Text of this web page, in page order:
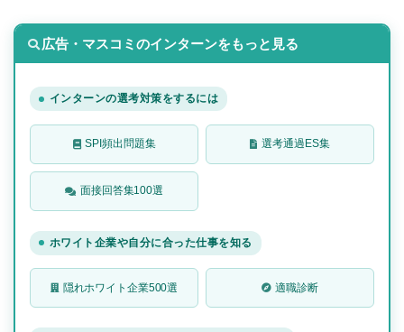
広告・マスコミのインターンをもっと見る
インターンの選考対策をするには
SPI頻出問題集 選考通過ES集
面接回答集100選
ホワイト企業や自分に合った仕事を知る
隠れホワイト企業500選 適職診断